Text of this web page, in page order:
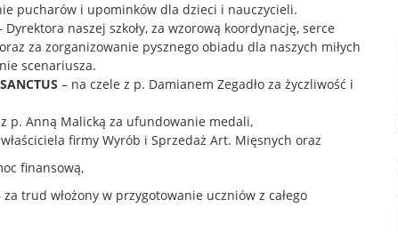
pucharów i upominków dla dzieci i nauczycieli.
Dyrektora naszej szkoły, za wzorową koordynację, serce
za zorganizowanie pysznego obiadu dla naszych miłych
scenariusza.
– na czele z p. Damianem Zegadło za życzliwość i
p. Anną Malicką za ufundowanie medali,
firmy Wyrób i Sprzedaż Art. Mięsnych oraz
finansową,
za trud włożony w przygotowanie uczniów z całego